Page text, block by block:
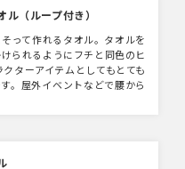
（ループ付き）
って作れるタオル。タオルを
られるようにフチと同色のヒ
ターアイテムとしてもとても
。屋外イベントなどで腰から